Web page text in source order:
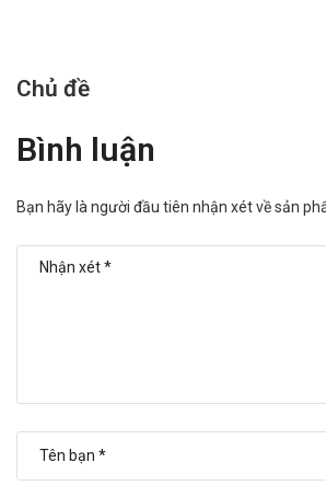
Chủ đề
Bình luận
Bạn hãy là người đầu tiên nhận xét về sản